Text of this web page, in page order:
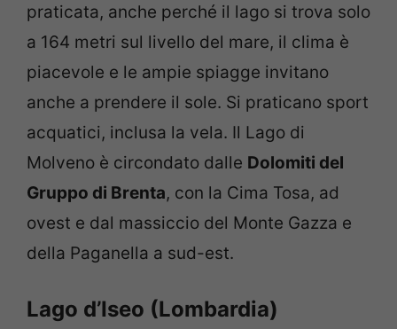
praticata, anche perché il lago si trova solo
a 164 metri sul livello del mare, il clima è
piacevole e le ampie spiagge invitano
anche a prendere il sole. Si praticano sport
acquatici, inclusa la vela. Il Lago di
Molveno è circondato dalle Dolomiti del
Gruppo di Brenta, con la Cima Tosa, ad
ovest e dal massiccio del Monte Gazza e
della Paganella a sud-est.
Lago d’Iseo (Lombardia)